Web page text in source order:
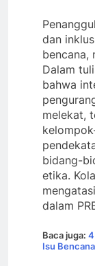
dan
bencana,
Dalam
bahwa
melekat,
bidang-
etika.
dalam
Baca juga:
Isu Bencana